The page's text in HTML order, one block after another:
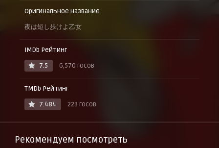
Оригинальное название
夜は短し歩けよ乙女
IMDb Рейтинг
7.5
6,570 госов
TMDb Рейтинг
7.484
223 госов
Рекомендуем посмотреть